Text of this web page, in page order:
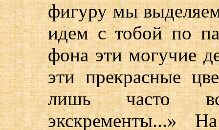
фигуру мы
идем с тобой по
фона эти могучие
эти прекрасные
лишь часто
экскременты...»